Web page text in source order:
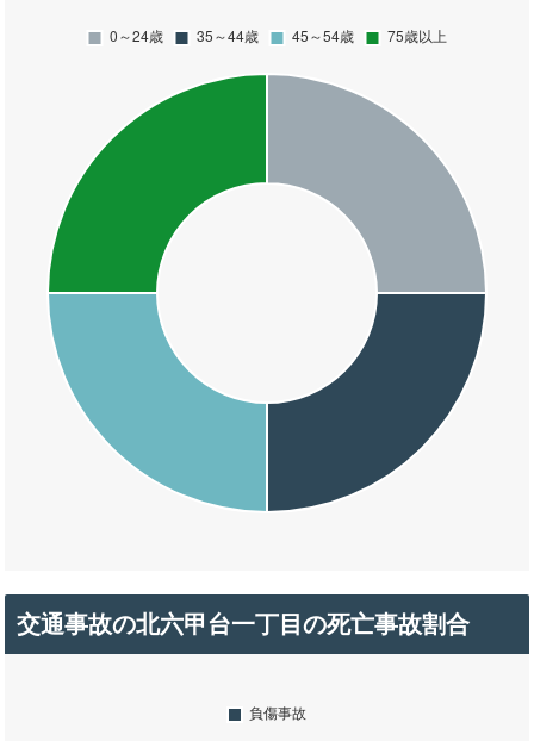
交通事故の北六甲台一丁目の死亡事故割合